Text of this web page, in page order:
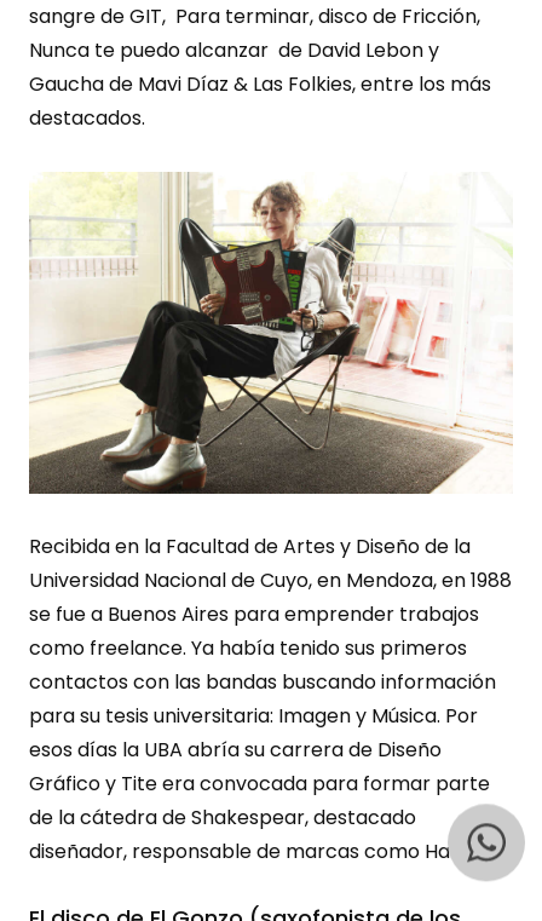
sangre de GIT, Para terminar, disco de Fricción,
Nunca te puedo alcanzar de David Lebon y
Gaucha de Mavi Díaz & Las Folkies, entre los más
destacados.
Recibida en la Facultad de Artes y Diseño de la
Universidad Nacional de Cuyo, en Mendoza, en 1988
se fue a Buenos Aires para emprender trabajos
como freelance. Ya había tenido sus primeros
contactos con las bandas buscando información
para su tesis universitaria: Imagen y Música. Por
esos días la UBA abría su carrera de Diseño
Gráfico y Tite era convocada para formar parte
de la cátedra de Shakespear, destacado
diseñador, responsable de marcas como Harrods.